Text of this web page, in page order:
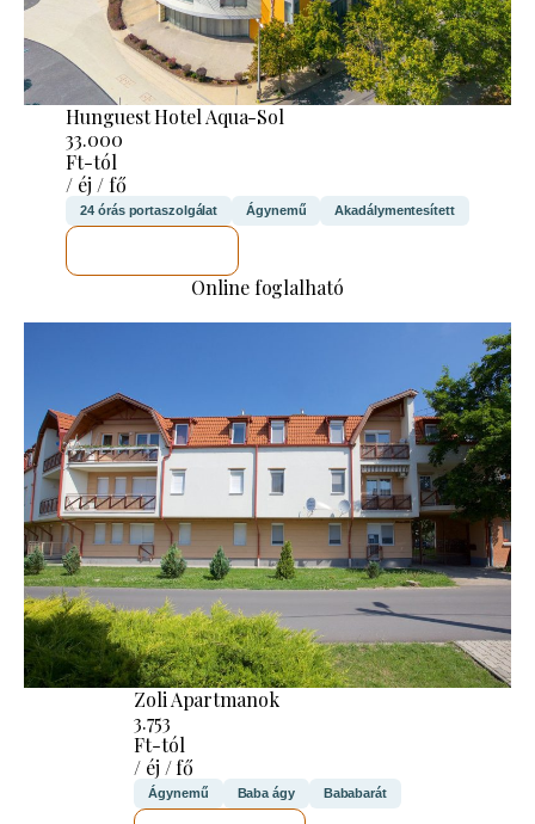
Hunguest Hotel Aqua-Sol
33.000
Ft-tól
/ éj / fő
24 órás portaszolgálat Ágynemű Akadálymentesített
Online foglalható
Zoli Apartmanok
3.753
Ft-tól
/ éj / fő
Ágynemű Baba ágy Bababarát